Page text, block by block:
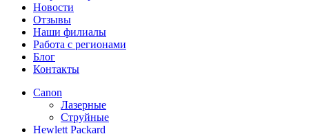
Новости
Отзывы
Наши филиалы
Работа с регионами
Блог
Контакты
Canon
Лазерные
Струйные
Hewlett Packard